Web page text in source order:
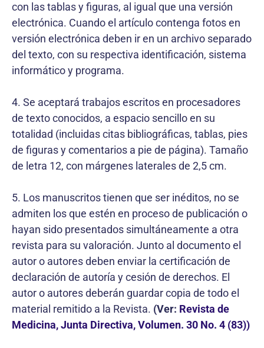
con las tablas y figuras, al igual que una versión
electrónica. Cuando el artículo contenga fotos en
versión electrónica deben ir en un archivo separado
del texto, con su respectiva identificación, sistema
informático y programa.
4. Se aceptará trabajos escritos en procesadores
de texto conocidos, a espacio sencillo en su
totalidad (incluidas citas bibliográficas, tablas, pies
de figuras y comentarios a pie de página). Tamaño
de letra 12, con márgenes laterales de 2,5 cm.
5. Los manuscritos tienen que ser inéditos, no se
admiten los que estén en proceso de publicación o
hayan sido presentados simultáneamente a otra
revista para su valoración. Junto al documento el
autor o autores deben enviar la certificación de
declaración de autoría y cesión de derechos. El
autor o autores deberán guardar copia de todo el
material remitido a la Revista. (Ver: Revista de
Medicina, Junta Directiva, Volumen. 30 No. 4 (83))